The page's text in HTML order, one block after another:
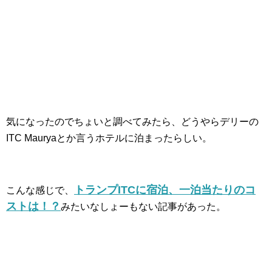
気になったのでちょいと調べてみたら、どうやらデリーの
ITC Mauryaとか言うホテルに泊まったらしい。
こんな感じで、
トランプITCに宿泊、一泊当たりのコ
ストは！？ みたいなしょーもない記事があった。